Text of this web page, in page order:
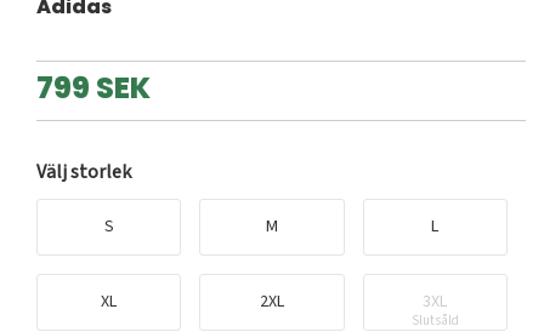
Adidas
799 SEK
Välj storlek
S M L
XL 2XL 3XL
Slutsåld